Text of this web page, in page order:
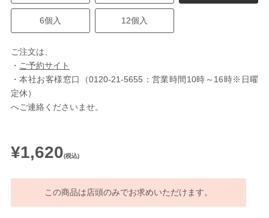
6個入 12個入
ご注文は、
・ ご予約サイト
・本社お客様窓口（0120-21-5655：営業時間10時～16時※日曜
定休）
へご連絡くださいませ。
¥1,620(税込)
この商品は店頭のみでお求めいただけます。